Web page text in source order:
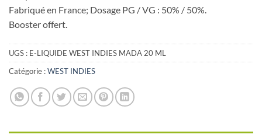
Fabriqué en France; Dosage PG / VG : 50% / 50%.
Booster offert.
UGS : E-LIQUIDE WEST INDIES MADA 20 ML
Catégorie :WEST INDIES